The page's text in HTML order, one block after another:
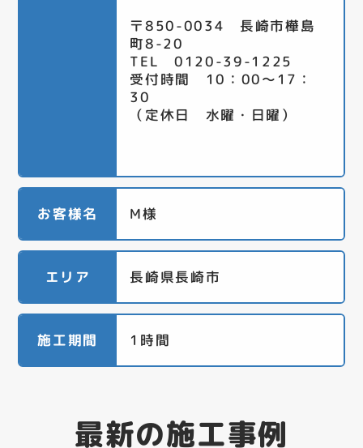
〒850-0034 長崎市樺島
町8-20
TEL 0120-39-1225
受付時間 10：00～17：
30
（定休日 水曜・日曜）
お客様名 M様
エリア 長崎県長崎市
施工期間 1時間
最新の施工事例